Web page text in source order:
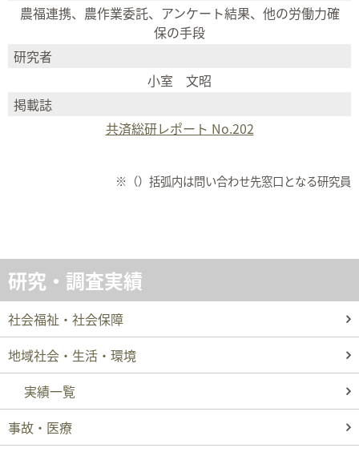
農福連携、農作業委託、アンケート結果、他の労働力確
保の手段
研究者
小室 文昭
掲載誌
共済総研レポート No.202
※（）括弧内は問い合わせ先窓口となる研究員
研究・調査実績
社会福祉・社会保障
地域社会・生活・環境
実績一覧
事故・医療